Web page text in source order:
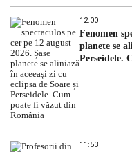
12:00
Fenomen
planete se
Perseidele.
11:53